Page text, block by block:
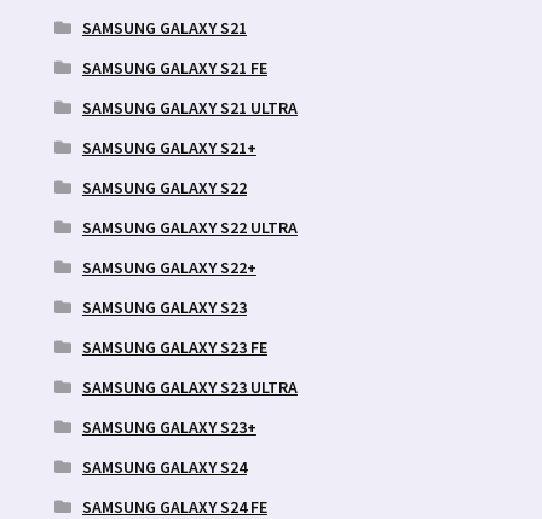
SAMSUNG GALAXY S21
SAMSUNG GALAXY S21 FE
SAMSUNG GALAXY S21 ULTRA
SAMSUNG GALAXY S21+
SAMSUNG GALAXY S22
SAMSUNG GALAXY S22 ULTRA
SAMSUNG GALAXY S22+
SAMSUNG GALAXY S23
SAMSUNG GALAXY S23 FE
SAMSUNG GALAXY S23 ULTRA
SAMSUNG GALAXY S23+
SAMSUNG GALAXY S24
SAMSUNG GALAXY S24 FE